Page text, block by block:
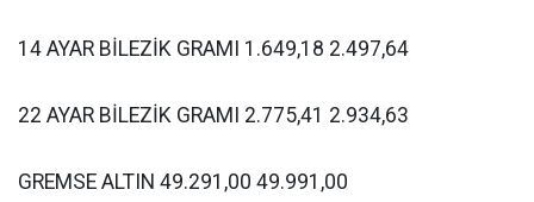
14 AYAR BİLEZİK GRAMI 1.649,18 2.497,64
22 AYAR BİLEZİK GRAMI 2.775,41 2.934,63
GREMSE ALTIN 49.291,00 49.991,00